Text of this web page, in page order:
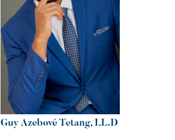
Guy Azebové Tetang, LL.D